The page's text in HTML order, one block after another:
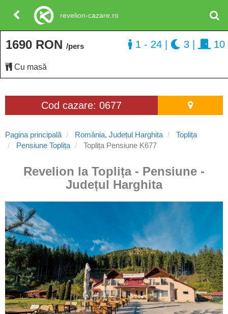
Cod cazare: 0677
Pagina principală România, Județul Harghita
Toplița
Pensiune Toplița
Toplița Pensiune K677
Revelion la Toplița - Pensiune -
Județul Harghita
1690 RON /pers
Cu masă
1 - 24 3 10
revelion-cazare.ro